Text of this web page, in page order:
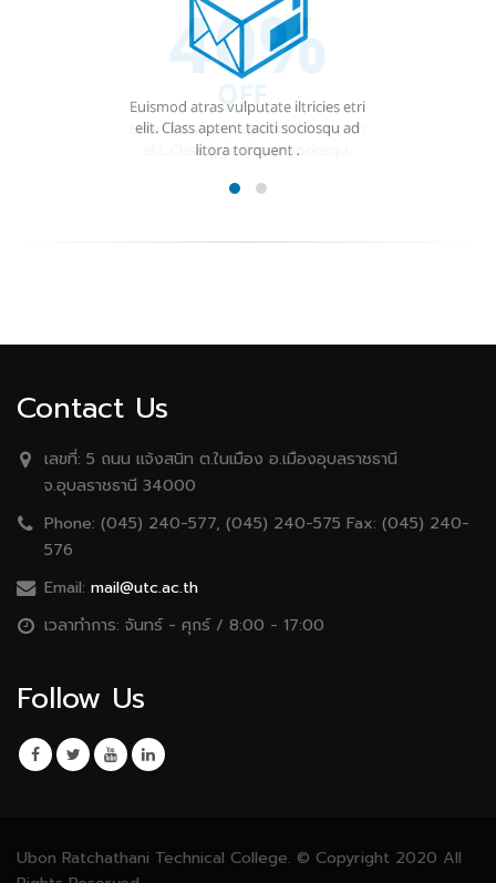
Contact Us
เลขที่: 5 ถนน เเจ้งสนิท ต.ในเมือง อ.เมืองอุบลราชธานี
จ.อุบลราชธานี 34000
Phone: (045) 240-577, (045) 240-575 Fax: (045) 240-
576
Email: mail@utc.ac.th
เวลาทำการ: จันทร์ - ศุกร์ / 8:00 - 17:00
Follow Us
Ubon Ratchathani Technical College. © Copyright 2020 All